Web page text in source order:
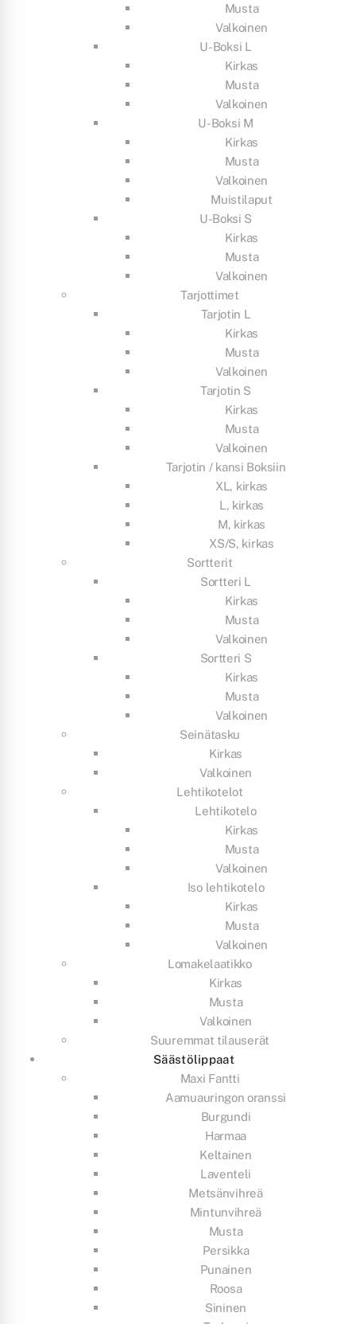
Musta
Valkoinen
U-Boksi L
Kirkas
Musta
Valkoinen
U-Boksi M
Kirkas
Musta
Valkoinen
Muistilaput
U-Boksi S
Kirkas
Musta
Valkoinen
Tarjottimet
Tarjotin L
Kirkas
Musta
Valkoinen
Tarjotin S
Kirkas
Musta
Valkoinen
Tarjotin / kansi Boksiin
XL, kirkas
L, kirkas
M, kirkas
XS/S, kirkas
Sortterit
Sortteri L
Kirkas
Musta
Valkoinen
Sortteri S
Kirkas
Musta
Valkoinen
Seinätasku
Kirkas
Valkoinen
Lehtikotelot
Lehtikotelo
Kirkas
Musta
Valkoinen
Iso lehtikotelo
Kirkas
Musta
Valkoinen
Lomakelaatikko
Kirkas
Musta
Valkoinen
Suuremmat tilauserät
Säästölippaat
Maxi Fantti
Aamuauringon oranssi
Burgundi
Harmaa
Keltainen
Laventeli
Metsänvihreä
Mintunvihreä
Musta
Persikka
Punainen
Roosa
Sininen